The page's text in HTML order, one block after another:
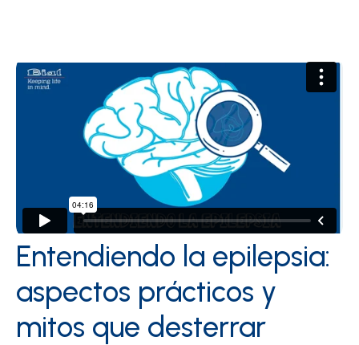
Entendiendo la epilepsia:
aspectos prácticos y
mitos que desterrar